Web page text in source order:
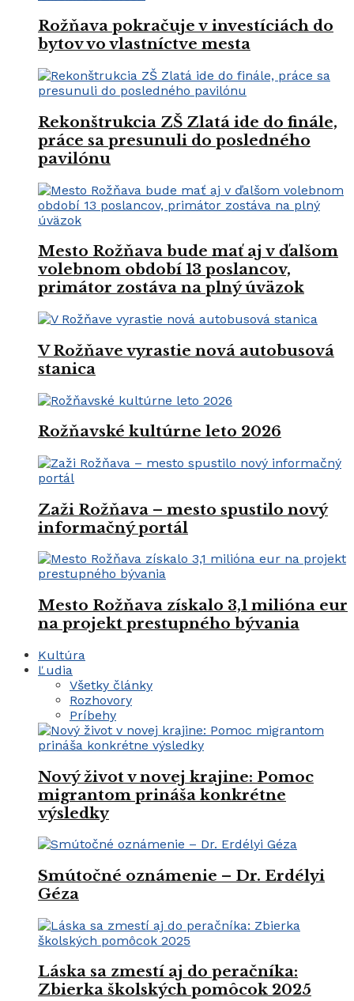
Rožňava pokračuje v investíciách do
bytov vo vlastníctve mesta
Rekonštrukcia ZŠ Zlatá ide do finále,
práce sa presunuli do posledného
pavilónu
Mesto Rožňava bude mať aj v ďalšom
volebnom období 13 poslancov,
primátor zostáva na plný úväzok
V Rožňave vyrastie nová autobusová
stanica
Rožňavské kultúrne leto 2026
Zaži Rožňava – mesto spustilo nový
informačný portál
Mesto Rožňava získalo 3,1 milióna eur
na projekt prestupného bývania
Kultúra
Ľudia
Všetky články
Rozhovory
Príbehy
Nový život v novej krajine: Pomoc
migrantom prináša konkrétne
výsledky
Smútočné oznámenie – Dr. Erdélyi
Géza
Láska sa zmestí aj do peračníka:
Zbierka školských pomôcok 2025